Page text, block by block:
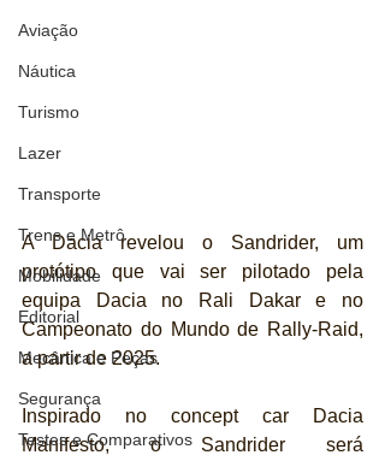
Aviação
Náutica
Turismo
Lazer
Transporte
Trens e Metrô
Mobilidade
Editorial
Mecânica e Peças
Segurança
Testes e Comparativos
A Dacia revelou o Sandrider, um
protótipo que vai ser pilotado pela
equipa Dacia no Rali Dakar e no
Campeonato do Mundo de Rally-Raid,
a partir de 2025.
Inspirado no concept car Dacia
Manifesto, o Sandrider será